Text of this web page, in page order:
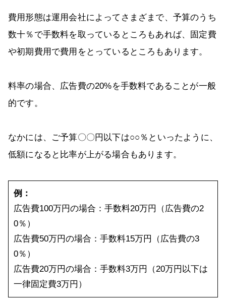
費用形態は運用会社によってさまざまで、予算のうち
数十％で手数料を取っているところもあれば、固定費
や初期費用で費用をとっているところもあります。
料率の場合、広告費の20%を手数料であることが一般
的です。
なかには、ご予算〇〇円以下は○○％といったように、
低額になると比率が上がる場合もあります。
例：
広告費100万円の場合：手数料20万円（広告費の2
0％）
広告費50万円の場合：手数料15万円（広告費の3
0％）
広告費20万円の場合：手数料3万円（20万円以下は
一律固定費3万円）